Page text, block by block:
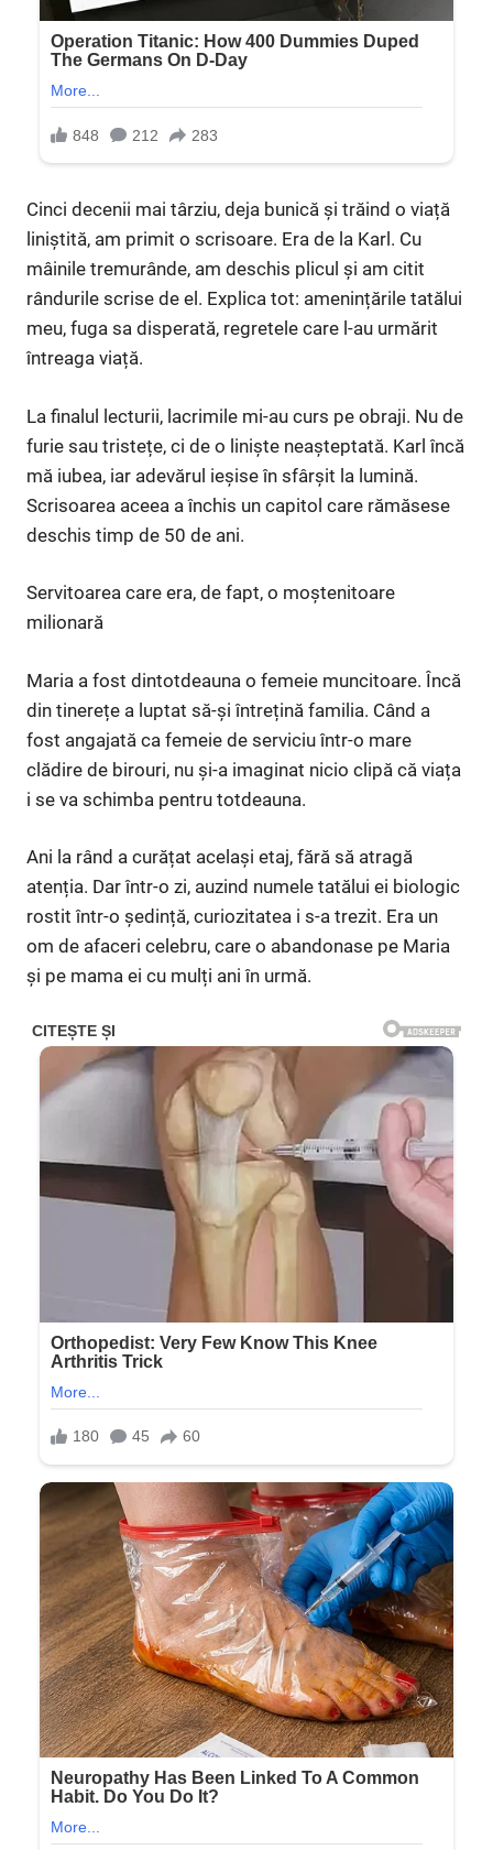
Cinci decenii mai târziu, deja bunică și trăind o viață
liniștită, am primit o scrisoare. Era de la Karl. Cu
mâinile tremurânde, am deschis plicul și am citit
rândurile scrise de el. Explica tot: amenințările tatălui
meu, fuga sa disperată, regretele care l-au urmărit
întreaga viață.
La finalul lecturii, lacrimile mi-au curs pe obraji. Nu de
furie sau tristețe, ci de o liniște neașteptată. Karl încă
mă iubea, iar adevărul ieșise în sfârșit la lumină.
Scrisoarea aceea a închis un capitol care rămăsese
deschis timp de 50 de ani.
Servitoarea care era, de fapt, o moștenitoare
milionară
Maria a fost dintotdeauna o femeie muncitoare. Încă
din tinerețe a luptat să-și întrețină familia. Când a
fost angajată ca femeie de serviciu într-o mare
clădire de birouri, nu și-a imaginat nicio clipă că viața
i se va schimba pentru totdeauna.
Ani la rând a curățat același etaj, fără să atragă
atenția. Dar într-o zi, auzind numele tatălui ei biologic
rostit într-o ședință, curiozitatea i s-a trezit. Era un
om de afaceri celebru, care o abandonase pe Maria
și pe mama ei cu mulți ani în urmă.